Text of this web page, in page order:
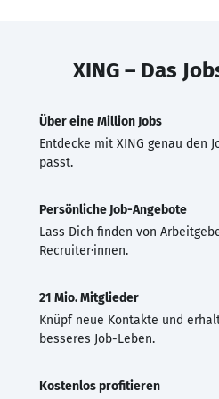
XING – Das
Über eine Million Jobs
Entdecke mit XING genau den
passt.
Persönliche Job-Angebote
Lass Dich finden von
Recruiter·innen.
21 Mio. Mitglieder
Knüpf neue Kontakte und
besseres Job-Leben.
Kostenlos profitieren